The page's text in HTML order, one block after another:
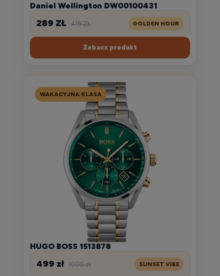
Daniel Wellington DW00100431
289 ZŁ 419 ZŁ GOLDEN HOUR
Zobacz produkt
WAKACYJNA KLASA
HUGO BOSS 1513878
499 zł 1000 zł SUNSET VIBE